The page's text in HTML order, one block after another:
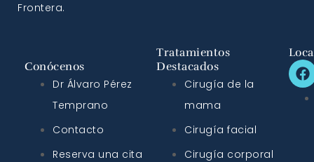
Frontera.
Conócenos
Dr Álvaro Pérez
Temprano
Contacto
Reserva una cita
Tratamientos
Destacados
Cirugía de la
mama
Cirugía facial
Cirugía corporal